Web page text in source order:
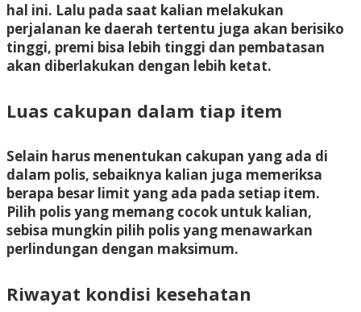
hal ini. Lalu pada saat kalian melakukan
perjalanan ke daerah tertentu juga akan berisiko
tinggi, premi bisa lebih tinggi dan pembatasan
akan diberlakukan dengan lebih ketat.
Luas cakupan dalam tiap item
Selain harus menentukan cakupan yang ada di
dalam polis, sebaiknya kalian juga memeriksa
berapa besar limit yang ada pada setiap item.
Pilih polis yang memang cocok untuk kalian,
sebisa mungkin pilih polis yang menawarkan
perlindungan dengan maksimum.
Riwayat kondisi kesehatan